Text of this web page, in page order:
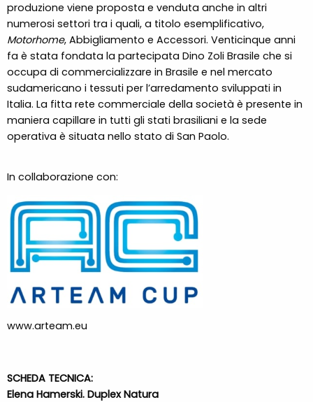
produzione viene proposta e venduta anche in altri
numerosi settori tra i quali, a titolo esemplificativo,
Motorhome, Abbigliamento e Accessori. Venticinque anni
fa è stata fondata la partecipata Dino Zoli Brasile che si
occupa di commercializzare in Brasile e nel mercato
sudamericano i tessuti per l’arredamento sviluppati in
Italia. La fitta rete commerciale della società è presente in
maniera capillare in tutti gli stati brasiliani e la sede
operativa è situata nello stato di San Paolo.
In collaborazione con:
www.arteam.eu
SCHEDA TECNICA:
Elena Hamerski. Duplex Natura